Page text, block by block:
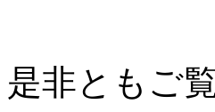
是非ともご